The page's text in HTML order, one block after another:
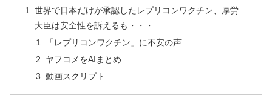
世界で日本だけが承認したレプリコンワクチン、厚労
大臣は安全性を訴えるも・・・
「レプリコンワクチン」に不安の声
ヤフコメをAIまとめ
動画スクリプト